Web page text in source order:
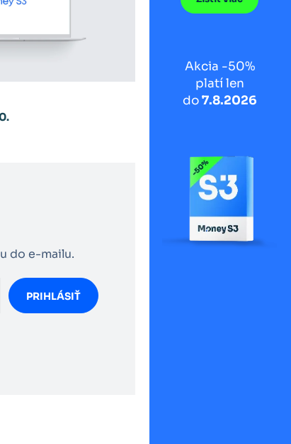
do e-mailu.
PRIHLÁSIŤ
Akcia -50%
platí len
do7.8.2026